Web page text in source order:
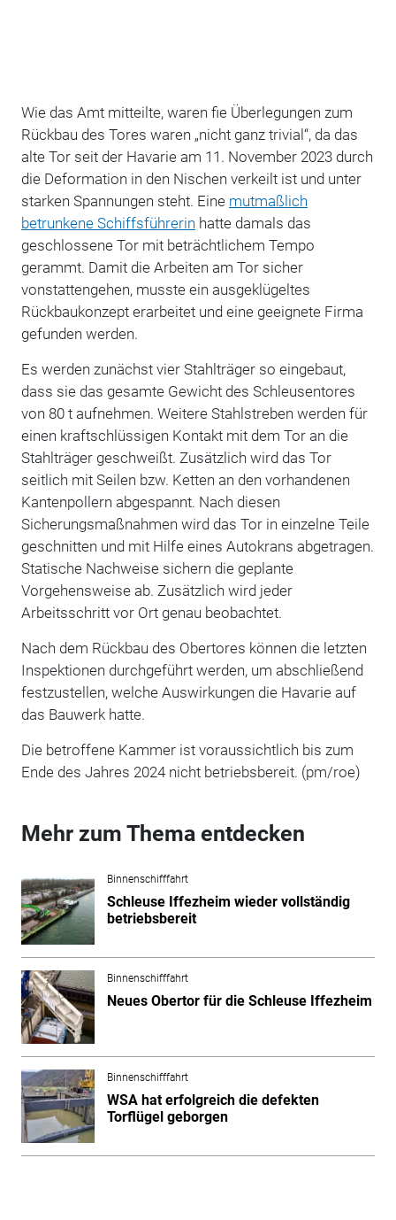
Wie das Amt mitteilte, waren fie Überlegungen zum
Rückbau des Tores waren „nicht ganz trivial“, da das
alte Tor seit der Havarie am 11. November 2023 durch
die Deformation in den Nischen verkeilt ist und unter
starken Spannungen steht. Eine mutmaßlich
betrunkene Schiffsführerin hatte damals das
geschlossene Tor mit beträchtlichem Tempo
gerammt. Damit die Arbeiten am Tor sicher
vonstattengehen, musste ein ausgeklügeltes
Rückbaukonzept erarbeitet und eine geeignete Firma
gefunden werden.
Es werden zunächst vier Stahlträger so eingebaut,
dass sie das gesamte Gewicht des Schleusentores
von 80 t aufnehmen. Weitere Stahlstreben werden für
einen kraftschlüssigen Kontakt mit dem Tor an die
Stahlträger geschweißt. Zusätzlich wird das Tor
seitlich mit Seilen bzw. Ketten an den vorhandenen
Kantenpollern abgespannt. Nach diesen
Sicherungsmaßnahmen wird das Tor in einzelne Teile
geschnitten und mit Hilfe eines Autokrans abgetragen.
Statische Nachweise sichern die geplante
Vorgehensweise ab. Zusätzlich wird jeder
Arbeitsschritt vor Ort genau beobachtet.
Nach dem Rückbau des Obertores können die letzten
Inspektionen durchgeführt werden, um abschließend
festzustellen, welche Auswirkungen die Havarie auf
das Bauwerk hatte.
Die betroffene Kammer ist voraussichtlich bis zum
Ende des Jahres 2024 nicht betriebsbereit. (pm/roe)
Mehr zum Thema entdecken
Binnenschifffahrt
Schleuse Iffezheim wieder vollständig
betriebsbereit
Binnenschifffahrt
Neues Obertor für die Schleuse Iffezheim
Binnenschifffahrt
WSA hat erfolgreich die defekten
Torflügel geborgen